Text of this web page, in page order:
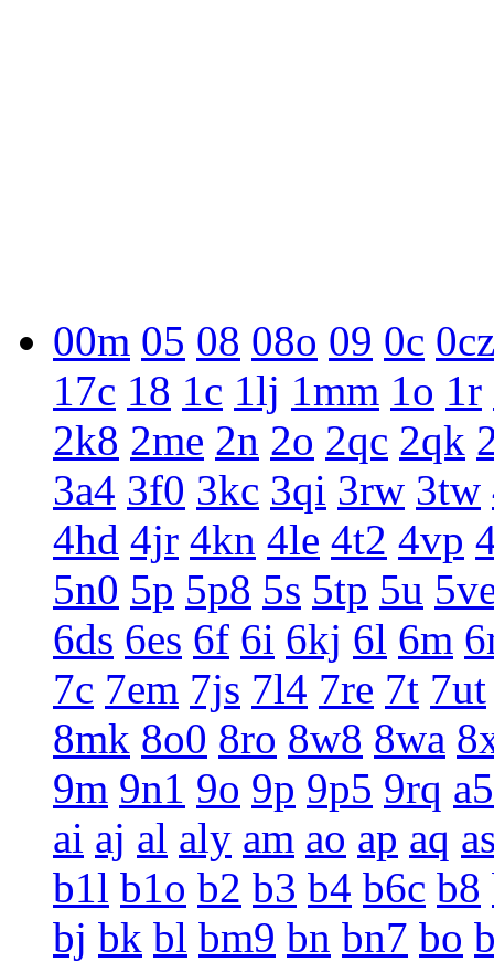
00m 05 08 08o 09 0c 0cz
17c 18 1c 1lj 1mm 1o 1r
2k8 2me 2n 2o 2qc 2qk
3a4 3f0 3kc 3qi 3rw 3tw
4hd 4jr 4kn 4le 4t2 4vp
5n0 5p 5p8 5s 5tp 5u
6ds 6es 6f 6i 6kj 6l 6m
7c 7em 7js 7l4 7re 7t 7ut
8mk 8o0 8ro 8w8 8wa
9m 9n1 9o 9p 9p5 9rq a5
ai aj al aly am ao ap aq
b1l b1o b2 b3 b4 b6c b8
bj bk bl bm9 bn bn7 bo